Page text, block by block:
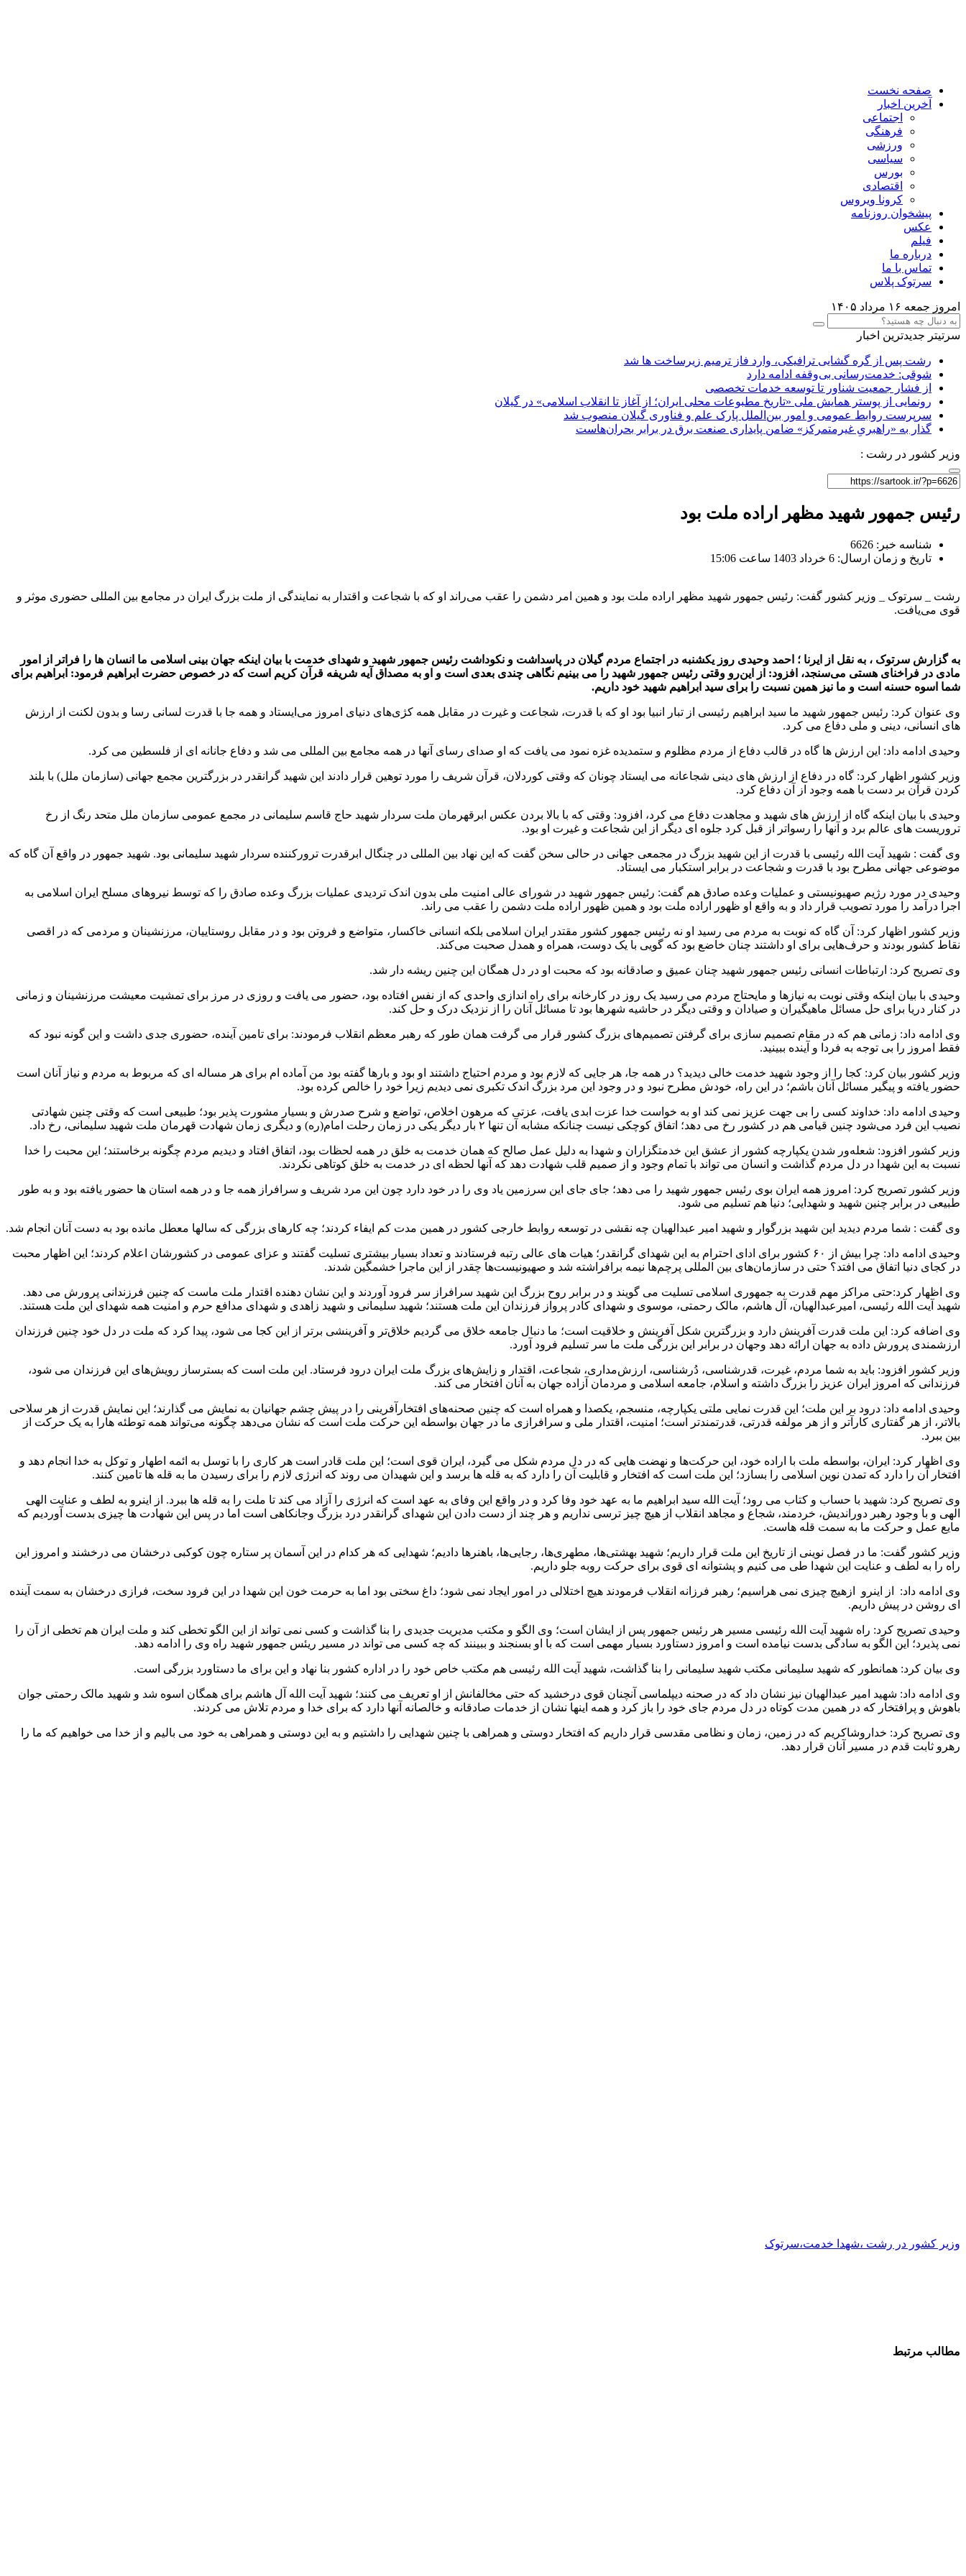
صفحه نخست
آخرین اخبار
اجتماعی
فرهنگی
ورزشی
سیاسی
بورس
اقتصادی
کرونا ویروس
پیشخوان روزنامه
عکس
فیلم
درباره ما
تماس با ما
سرتوک پلاس
امروز جمعه ۱۶ مرداد ۱۴۰۵
سرتیتر جدیدترین اخبار
رشت پس از گره گشایی ترافیکی، وارد فاز ترمیم زیرساخت ها شد
شوقی: خدمت‌رسانی بی‌وقفه ادامه دارد
از فشار جمعیت شناور تا توسعه خدمات تخصصی
رونمایی از پوستر همایش ملی «تاریخ مطبوعات محلی ایران؛ از آغاز تا انقلاب اسلامی» در گیلان
سرپرست روابط عمومی و امور بین‌الملل پارک علم و فناوری گیلان منصوب شد
گذار به «راهبریِ غیرمتمرکز» ضامن پایداری صنعت برق در برابر بحران‌هاست
وزیر کشور در رشت :
رئیس جمهور شهید مظهر اراده ملت بود
شناسه خبر: 6626
تاریخ و زمان ارسال: 6 خرداد 1403 ساعت 15:06
رشت _ سرتوک _ وزیر کشور گفت: رئیس جمهور شهید مظهر اراده ملت بود و همین امر دشمن را عقب می‌راند او که با شجاعت و اقتدار به نمایندگی از ملت بزرگ ایران در مجامع بین المللی حضوری موثر و
قوی می‌یافت.
به گزارش سرتوک ، به نقل از ایرنا ؛ احمد وحیدی روز یکشنبه در اجتماع مردم گیلان در پاسداشت و نکوداشت رئیس جمهور شهید و شهدای خدمت با بیان اینکه جهان بینی اسلامی ما انسان ها را فراتر از امور
مادی در فراخنای هستی می‌سنجد، افزود: از این‌رو وقتی رئیس جمهور شهید را می بینیم نگاهی چندی بعدی است و او به مصداق آیه شریفه قرآن کریم است که در خصوص حضرت ابراهیم فرمود: ابراهیم برای
شما اسوه حسنه است و ما نیز همین نسبت را برای سید ابراهیم شهید خود داریم.
وی عنوان کرد: رئیس جمهور شهید ما سید ابراهیم رئیسی از تبار انبیا بود او که با قدرت، شجاعت و غیرت در مقابل همه کژی‌های دنیای امروز می‌ایستاد و همه جا با قدرت لسانی رسا و بدون لکنت از ارزش
های انسانی، دینی و ملی دفاع می کرد.
وحیدی ادامه داد: این ارزش ها گاه در قالب دفاع از مردم مظلوم و ستمدیده غزه نمود می یافت که او صدای رسای آنها در همه مجامع بین المللی می شد و دفاع جانانه ای از فلسطین می کرد.
وزیر کشور اظهار کرد: گاه در دفاع از ارزش های دینی شجاعانه می ایستاد چونان که وقتی کوردلان، قرآن شریف را مورد توهین قرار دادند این شهید گرانقدر در بزرگترین مجمع جهانی (سازمان ملل) با بلند
کردن قرآن بر دست با همه وجود از آن دفاع کرد.
وحیدی با بیان اینکه گاه از ارزش های شهید و مجاهدت دفاع می کرد، افزود: وقتی که با بالا بردن عکس ابرقهرمان ملت سردار شهید حاج قاسم سلیمانی در مجمع عمومی سازمان ملل متحد رنگ از رخ
تروریست های عالم برد و آنها را رسواتر از قبل کرد جلوه ای دیگر از این شجاعت و غیرت او بود.
وی گفت : شهید آیت الله رئیسی با قدرت از این شهید بزرگ در مجمعی جهانی در حالی سخن گفت که این نهاد بین المللی در چنگال ابرقدرت ترورکننده سردار شهید سلیمانی بود. شهید جمهور در واقع آن گاه که
موضوعی جهانی مطرح بود با قدرت و شجاعت در برابر استکبار می ایستاد.
وحیدی در مورد رژیم صهیونیستی و عملیات وعده صادق هم گفت: رئیس جمهور شهید در شورای عالی امنیت ملی بدون اندک تردیدی عملیات بزرگ وعده صادق را که توسط نیروهای مسلح ایران اسلامی به
اجرا درآمد را مورد تصویب قرار داد و به واقع او ظهور اراده ملت بود و همین ظهور اراده ملت دشمن را عقب می راند.
وزیر کشور اظهار کرد: آن گاه که نوبت به مردم می رسید او نه رئیس جمهور کشور مقتدر ایران اسلامی بلکه انسانی خاکسار، متواضع و فروتن بود و در مقابل روستاییان، مرزنشینان و مردمی که در اقصی
نقاط کشور بودند و حرف‌هایی برای او داشتند چنان خاضع بود که گویی با یک دوست، همراه و همدل صحبت می‌کند.
وی تصریح کرد: ارتباطات انسانی رئیس جمهور شهید چنان عمیق و صادقانه بود که محبت او در دل همگان این چنین ریشه دار شد.
وحیدی با بیان اینکه وقتی نوبت به نیازها و مایحتاج مردم می رسید یک روز در کارخانه برای راه اندازی واحدی که از نفس افتاده بود، حضور می یافت و روزی در مرز برای تمشیت معیشت مرزنشینان و زمانی
در کنار دریا برای حل مسائل ماهیگیران و صیادان و وقتی دیگر در حاشیه شهرها بود تا مسائل آنان را از نزدیک درک و حل کند.
وی ادامه داد: زمانی هم که در مقام تصمیم سازی برای گرفتن تصمیم‌های بزرگ کشور قرار می گرفت همان طور که رهبر معظم انقلاب فرمودند: برای تامین آینده، حضوری جدی داشت و این گونه نبود که
فقط امروز را بی توجه به فردا و آینده ببینید.
وزیر کشور بیان کرد: کجا را از وجود شهید خدمت خالی دیدید؟ در همه جا، هر جایی که لازم بود و مردم احتیاج داشتند او بود و بارها گفته بود من آماده ام برای هر مساله ای که مربوط به مردم و نیاز آنان است
حضور یافته و پیگیر مسائل آنان باشم؛ در این راه، خودش مطرح نبود و در وجود این مرد بزرگ اندک تکبری نمی دیدیم زیرا خود را خالص کرده بود.
وحیدی ادامه داد: خداوند کسی را بی جهت عزیز نمی کند او به خواست خدا عزت ابدی یافت، عزتی که مرهون اخلاص، تواضع و شرح صدرش و بسیار مشورت پذیر بود؛ طبیعی است که وقتی چنین شهادتی
نصیب این فرد می‌شود چنین قیامی هم در کشور رخ می دهد؛ اتفاق کوچکی نیست چنانکه مشابه آن تنها ۲ بار دیگر یکی در زمان رحلت امام(ره) و دیگری زمان شهادت قهرمان ملت شهید سلیمانی، رخ داد.
وزیر کشور افزود: شعله‌ور شدن یکپارچه کشور از عشق این خدمتگزاران و شهدا به دلیل عمل صالح که همان خدمت به خلق در همه لحظات بود، اتفاق افتاد و دیدیم مردم چگونه برخاستند؛ این محبت را خدا
نسبت به این شهدا در دل مردم گذاشت و انسان می تواند با تمام وجود و از صمیم قلب شهادت دهد که آنها لحظه ای در خدمت به خلق کوتاهی نکردند.
وزیر کشور تصریح کرد: امروز همه ایران بوی رئیس جمهور شهید را می دهد؛ جای جای این سرزمین یاد وی را در خود دارد چون این مرد شریف و سرافراز همه جا و در همه استان ها حضور یافته بود و به طور
طبیعی در برابر چنین شهید و شهدایی؛ دنیا هم تسلیم می شود.
وی گفت : شما مردم دیدید این شهید بزرگوار و شهید امیر عبدالهیان چه نقشی در توسعه روابط خارجی کشور در همین مدت کم ایفاء کردند؛ چه کارهای بزرگی که سالها معطل مانده بود به دست آنان انجام شد.
وحیدی ادامه داد: چرا بیش از ۶۰ کشور برای ادای احترام به این شهدای گرانقدر؛ هیات های عالی رتبه فرستادند و تعداد بسیار بیشتری تسلیت گفتند و عزای عمومی در کشورشان اعلام کردند؛ این اظهار محبت
در کجای دنیا اتفاق می افتد؟ حتی در سازمان‌های بین المللی پرچم‌ها نیمه برافراشته شد و صهیونیست‌ها چقدر از این ماجرا خشمگین شدند.
وی اظهار کرد:حتی مراکز مهم قدرت به جمهوری اسلامی تسلیت می گویند و در برابر روح بزرگ این شهید سرافراز سر فرود آوردند و این نشان دهنده اقتدار ملت ماست که چنین فرزندانی پرورش می دهد.
شهید آیت الله رئیسی، امیرعبدالهیان، آل هاشم، مالک رحمتی، موسوی و شهدای کادر پرواز فرزندان این ملت هستند؛ شهید سلیمانی و شهید زاهدی و شهدای مدافع حرم و امنیت همه شهدای این ملت هستند.
وی اضافه کرد: این ملت قدرت آفرینش دارد و بزرگترین شکل آفرینش و خلاقیت است؛ ما دنبال جامعه خلاق می گردیم خلاق‌تر و آفرینشی برتر از این کجا می شود، پیدا کرد که ملت در دل خود چنین فرزندان
ارزشمندی پرورش داده به جهان ارائه دهد وجهان در برابر این بزرگی ملت ما سر تسلیم فرود آورد.
وزیر کشور افزود: باید به شما مردم، غیرت، قدرشناسی، دُرشناسی، ارزش‌مداری، شجاعت، اقتدار و زایش‌های بزرگ ملت ایران درود فرستاد. این ملت است که بسترساز رویش‌های این فرزندان می شود،
فرزندانی که امروز ایران عزیز را بزرگ داشته و اسلام، جامعه اسلامی و مردمان آزاده جهان به آنان افتخار می کند.
وحیدی ادامه داد: درود بر این ملت؛ این قدرت نمایی ملتی یکپارچه، منسجم، یکصدا و همراه است که چنین صحنه‌های افتخارآفرینی را در پیش چشم جهانیان به نمایش می گذارند؛ این نمایش قدرت از هر سلاحی
بالاتر، از هر گفتاری کارآتر و از هر مولفه قدرتی، قدرتمندتر است؛ امنیت، اقتدار ملی و سرافرازی ما در جهان بواسطه این حرکت ملت است که نشان می‌دهد چگونه می‌تواند همه توطئه هارا به یک حرکت از
بین ببرد.
وی اظهار کرد: ایران، بواسطه ملت با اراده خود، این حرکت‌ها و نهضت هایی که در دل مردم شکل می گیرد، ایران قوی است؛ این ملت قادر است هر کاری را با توسل به ائمه اطهار و توکل به خدا انجام دهد و
افتخار آن را دارد که تمدن نوین اسلامی را بسازد؛ این ملت است که افتخار و قابلیت آن را دارد که به قله ها برسد و این شهیدان می روند که انرژی لازم را برای رسیدن ما به قله ها تامین کنند.
وی تصریح کرد: شهید با حساب و کتاب می رود؛ آیت الله سید ابراهیم ما به عهد خود وفا کرد و در واقع این وفای به عهد است که انرژی را آزاد می کند تا ملت را به قله ها ببرد. از اینرو به لطف و عنایت الهی
الهی و با وجود رهبر دوراندیش، خردمند، شجاع و مجاهد انقلاب از هیچ چیز ترسی نداریم و هر چند از دست دادن این شهدای گرانقدر درد بزرگ وجانکاهی است اما در پس این شهادت ها چیزی بدست آوردیم که
مایع عمل و حرکت ما به سمت قله هاست.
وزیر کشور گفت: ما در فصل نوینی از تاریخ این ملت قرار داریم؛ شهید بهشتی‌ها، مطهری‌ها، رجایی‌ها، باهنرها دادیم؛ شهدایی که هر کدام در این آسمان پر ستاره چون کوکبی درخشان می درخشند و امروز این
راه را به لطف و عنایت این شهدا طی می کنیم و پشتوانه ای قوی برای حرکت روبه جلو داریم.
وی ادامه داد: از اینرو ازهیچ چیزی نمی هراسیم؛ رهبر فرزانه انقلاب فرمودند هیچ اختلالی در امور ایجاد نمی شود؛ داغ سختی بود اما به حرمت خون این شهدا در این فرود سخت، فرازی درخشان به سمت آینده‌
ای روشن در پیش داریم.
وحیدی تصریح کرد: راه شهید آیت الله رئیسی مسیر هر رئیس جمهور پس از ایشان است؛ وی الگو و مکتب مدیریت جدیدی را بنا گذاشت و کسی نمی تواند از این الگو تخطی کند و ملت ایران هم تخطی از آن را
نمی پذیرد؛ این الگو به سادگی بدست نیامده است و امروز دستاورد بسیار مهمی است که با او بسنجند و ببینند که چه کسی می تواند در مسیر ریئس جمهور شهید راه وی را ادامه دهد.
وی بیان کرد: همانطور که شهید سلیمانی مکتب شهید سلیمانی را بنا گذاشت، شهید آیت الله رئیسی هم مکتب خاص خود را در اداره کشور بنا نهاد و این برای ما دستاورد بزرگی است.
وی ادامه داد: شهید امیر عبدالهیان نیز نشان داد که در صحنه دیپلماسی آنچنان قوی درخشید که حتی مخالفانش از او تعریف می کنند؛ شهید آیت الله آل هاشم برای همگان اسوه شد و شهید مالک رحمتی جوان
باهوش و پرافتخار که در همین مدت کوتاه در دل مردم جای خود را باز کرد و همه اینها نشان از خدمات صادقانه و خالصانه آنها دارد که برای خدا و مردم تلاش می کردند.
وی تصریح کرد: خداروشاکریم که در زمین، زمان و نظامی مقدسی قرار داریم که افتخار دوستی و همراهی با چنین شهدایی را داشتیم و به این دوستی و همراهی به خود می بالیم و از خدا می خواهیم که ما را
رهرو ثابت قدم در مسیر آنان قرار دهد.
وزیر کشور در رشت ،شهدا خدمت،سرتوک
مطالب مرتبط